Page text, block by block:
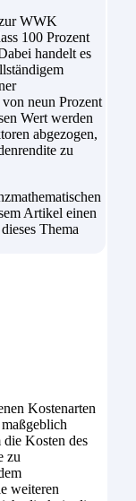
WWK
100 Prozent
handelt es
neun Prozent
Wert werden
abgezogen,
zu
Artikel einen
Thema
Kostenarten
Kosten des
zu
weiteren